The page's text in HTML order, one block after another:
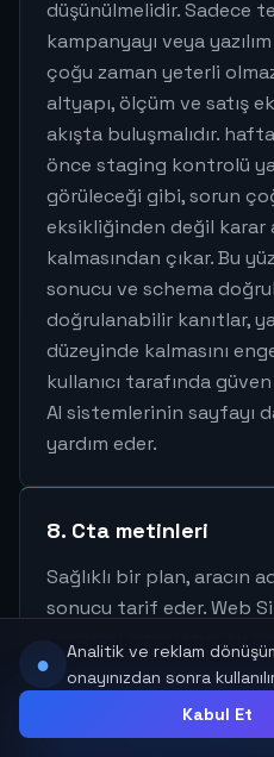
düşünülmelidir. Sadece
kampanyayı veya
çoğu zaman yeterli
altyapı, ölçüm ve satış
akışta buluşmalıdır.
önce staging kontrolü
görüleceği gibi, sorun
eksikliğinden değil karar
kalmasından çıkar. Bu
sonucu ve schema
doğrulanabilir kanıtlar,
düzeyinde kalmasını
kullanıcı tarafında
AI sistemlerinin sayfayı
yardım eder.
8. Cta metinleri
Sağlıklı bir plan, aracın
sonucu tarif eder. Web
Kontrol Listesi konusu
hatasız yayına almak
önemlidir; çünkü yayın
başlık ve form hatası
●
Analitik ve reklam
onayınızdan sonra
Kabul Et